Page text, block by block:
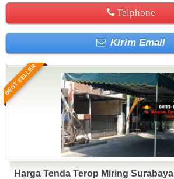
Telphone
Kirim Email
BEST SELLER
Harga Tenda Terop Miring Surabaya